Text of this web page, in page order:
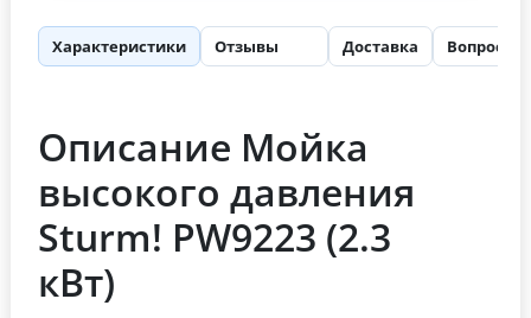
Характеристики Отзывы Доставка Вопросы
Описание Мойка
высокого давления
Sturm! PW9223 (2.3
кВт)